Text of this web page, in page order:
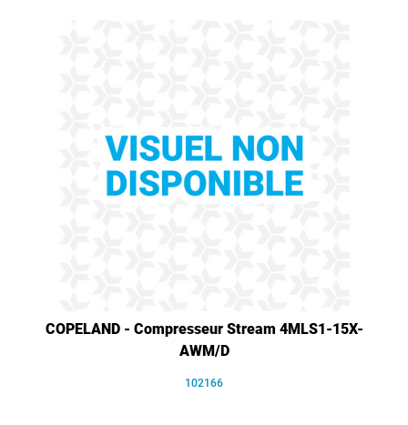
COPELAND - Compresseur Stream 4MLS1-15X-
AWM/D
102166